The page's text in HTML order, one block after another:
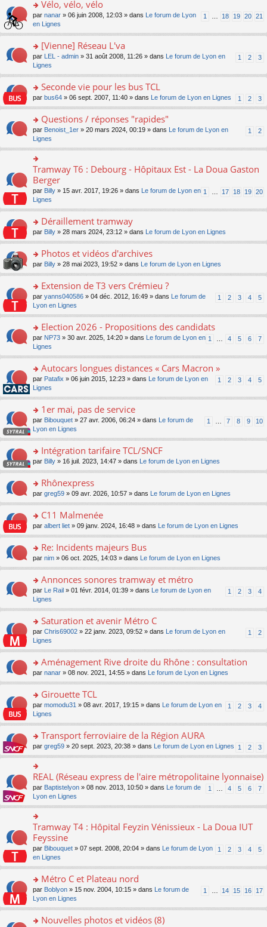
c
e
nt
pl
u
s
ré
c
e
nt
n
o
n
lu
pl
u
s
ré
c
e
s
g
o
n
lu
le
u
s
ré
c
e
nt
le
m
e
s
a
g
e
n
o
n
pl
u
s
ré
c
e
nt
o
n
s
er
le
m
e
s
s
e
n
o
n
lu
le
pl
u
s
ré
c
e
nt
Vélo, vélo, vélo
1 18 19 20 21
par nanar » 06 juin 2008, 12:03 » dans
Le forum de Lyon
en Lignes
o
s
er
le
m
e
s
s
g
n
o
n
lu
le
u
s
ré
c
e
[Vienne] Réseau L'va
1 2 3
par LEL - admin » 31 août 2008, 11:26 » dans
Le forum de Lyon en
Lignes
o
n
ult
er
le
m
e
s
g
o
n
lu
pl
u
s
ré
c
e
Seconde vie pour les bus TCL
1 2 3
par bus64 » 06 sept. 2007, 11:40 » dans Le forum de Lyon en Lignes
o
s
ult
er
le
m
e
s
s
a
e
o
n
lu
pl
u
s
ré
c
e
nt
Questions / réponses "rapides"
1 2
par Benoist_1er » 20 mars 2024, 00:19 » dans
Le forum de Lyon en
Lignes
o
n
ult
er
le
m
e
s
a
g
e
n
o
n
pl
u
s
ré
c
nt
Tramway T6 : Debourg - Hôpitaux Est - La Doua Gaston
Berger
1 17 18 19 20
par Billy » 15 avr. 2017, 19:26 » dans
Le forum de Lyon en
Lignes
o
n
ult
er
le
m
e
s
g
e
n
o
n
le
s
ré
e
Déraillement tramway
par Billy » 28 mars 2024, 23:12 » dans Le forum de Lyon en Lignes
o
n
ult
er
le
m
e
s
s
e
n
o
n
lu
pl
ré
c
e
Photos et vidéos d'archives
par Billy » 28 mai 2023, 19:52 » dans Le forum de Lyon en Lignes
o
s
er
le
m
e
s
s
a
n
o
n
lu
le
u
ré
c
e
Extension de T3 vers Crémieu ?
1 2 3 4 5
par yanns040586 » 04 déc. 2012, 16:49 » dans
Le forum de
Lyon en Lignes
o
s
er
le
m
e
s
s
a
n
o
n
lu
pl
s
ré
c
nt
Election 2026 - Propositions des candidats
1 4 5 6 7
par NP73 » 30 avr. 2025, 14:20 » dans
Le forum de Lyon en
Lignes
o
s
er
le
m
e
s
s
e
n
o
n
le
u
s
ré
e
nt
Autocars longues distances « Cars Macron »
1 2 3 4 5
par Patafix » 06 juin 2015, 12:23 » dans
Le forum de Lyon en
Lignes
o
s
er
le
m
e
s
g
e
n
o
lu
pl
u
ré
e
nt
1er mai, pas de service
1 7 8 9 10
par Bibouquet » 27 avr. 2006, 06:24 » dans
Le forum de
Lyon en Lignes
o
n
ult
er
le
m
e
a
g
e
n
n
pl
u
ré
e
nt
Intégration tarifaire TCL/SNCF
par Billy » 16 juil. 2023, 14:47 » dans Le forum de Lyon en Lignes
o
n
ult
er
le
m
e
a
g
e
n
o
lu
u
s
ré
e
nt
Rhônexpress
par greg59 » 09 avr. 2026, 10:57 » dans Le forum de Lyon en Lignes
o
n
ult
er
le
m
e
s
g
e
n
o
n
le
u
s
ré
c
nt
C11 Malmenée
par albert liet » 09 janv. 2024, 16:48 » dans Le forum de Lyon en Lignes
o
n
ult
er
le
m
e
s
s
e
n
o
n
le
s
ré
c
e
nt
Re: Incidents majeurs Bus
par nim » 06 oct. 2025, 14:03 » dans Le forum de Lyon en Lignes
o
s
er
le
m
e
s
s
e
n
o
n
lu
pl
s
ré
c
nt
Annonces sonores tramway et métro
1 2 3 4
par Le Rail » 01 févr. 2014, 01:39 » dans
Le forum de Lyon en
Lignes
o
s
er
le
m
e
s
s
e
n
o
n
lu
pl
ré
e
nt
Saturation et avenir Métro C
1 2
par Chris69002 » 22 janv. 2023, 09:52 » dans
Le forum de Lyon en
Lignes
o
n
ult
er
le
m
e
s
a
e
n
o
n
lu
le
pl
u
s
ré
c
e
nt
Aménagement Rive droite du Rhône : consultation
par nanar » 08 nov. 2021, 14:55 » dans Le forum de Lyon en Lignes
o
s
er
le
m
e
s
s
a
e
o
n
lu
le
pl
s
ré
c
e
nt
Girouette TCL
1 2 3 4
par momodu31 » 08 avr. 2017, 19:15 » dans
Le forum de Lyon en
Lignes
o
n
s
ult
er
le
m
e
s
a
e
n
lu
le
pl
s
Transport ferroviaire de la Région AURA
1 2 3
par greg59 » 20 sept. 2023, 20:38 » dans Le forum de Lyon en Lignes
o
n
s
le
m
e
s
s
a
e
n
o
n
lu
REAL (Réseau express de l'aire métropolitaine lyonnaise)
1 4 5 6 7
par Baptistelyon » 08 nov. 2013, 10:50 » dans
Le forum de
Lyon en Lignes
o
n
ult
le
m
e
s
s
g
Tramway T4 : Hôpital Feyzin Vénissieux - La Doua IUT
Feyssine
1 2 3 4 5
par Bibouquet » 07 sept. 2008, 20:04 » dans
Le forum de Lyon
en Lignes
o
s
er
Métro C et Plateau nord
1 14 15 16 17
par Boblyon » 15 nov. 2004, 10:15 » dans
Le forum de
Lyon en Lignes
Nouvelles photos et vidéos (8)